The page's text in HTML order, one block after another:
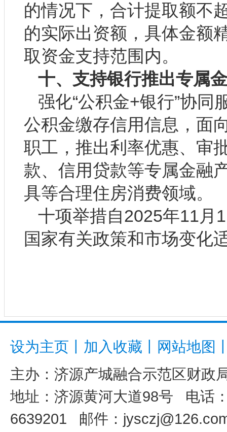
的情况下，合计提取额不
的实际出资额，具体金额
取资金支持范围内。
十、支持银行推出专属
强化“公积金+银行”协
公积金缴存信用信息，面
职工，推出利率优惠、审
款、信用贷款等专属金融
具等合理住房消费领域。
十项举措自2025年11月
国家有关政策和市场变化
设为主页 加入收藏 网站地图
主办： 济源产城融合示范区财政
地址：济源黄河大道98号 电话
6639201 邮件：